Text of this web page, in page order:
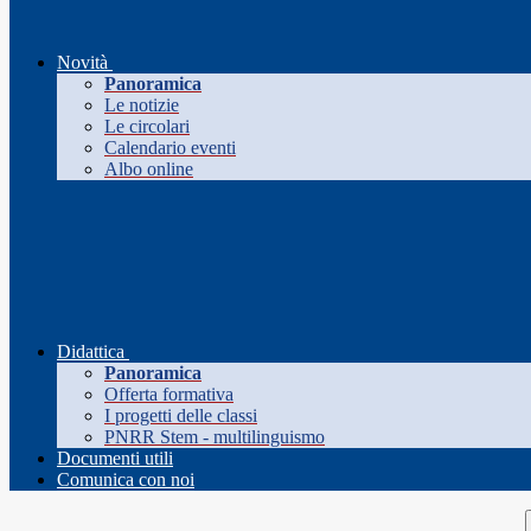
Novità
Panoramica
Le notizie
Le circolari
Calendario eventi
Albo online
Didattica
Panoramica
Offerta formativa
I progetti delle classi
PNRR Stem - multilinguismo
Documenti utili
Comunica con noi